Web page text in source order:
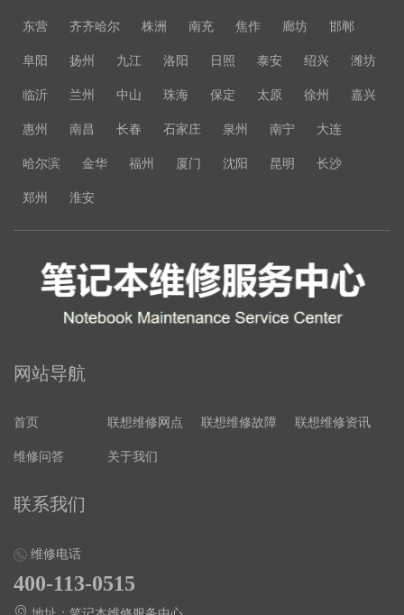
东营 齐齐哈尔 株洲 南充 焦作 廊坊 邯郸
阜阳 扬州 九江 洛阳 日照 泰安 绍兴 潍坊
临沂 兰州 中山 珠海 保定 太原 徐州 嘉兴
惠州 南昌 长春 石家庄 泉州 南宁 大连
哈尔滨 金华 福州 厦门 沈阳 昆明 长沙
郑州 淮安
网站导航
首页 联想维修网点 联想维修故障 联想维修资讯
维修问答 关于我们
联系我们
维修电话
400-113-0515